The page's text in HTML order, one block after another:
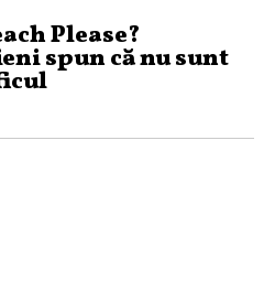
Please?
spun că nu sunt